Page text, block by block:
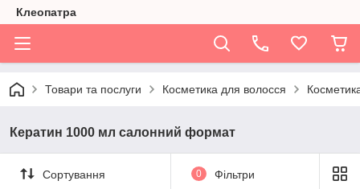
Клеопатра
Товари та послуги Косметика для волосся
Кератин 1000 мл салонний формат
Сортування 0 Фільтри